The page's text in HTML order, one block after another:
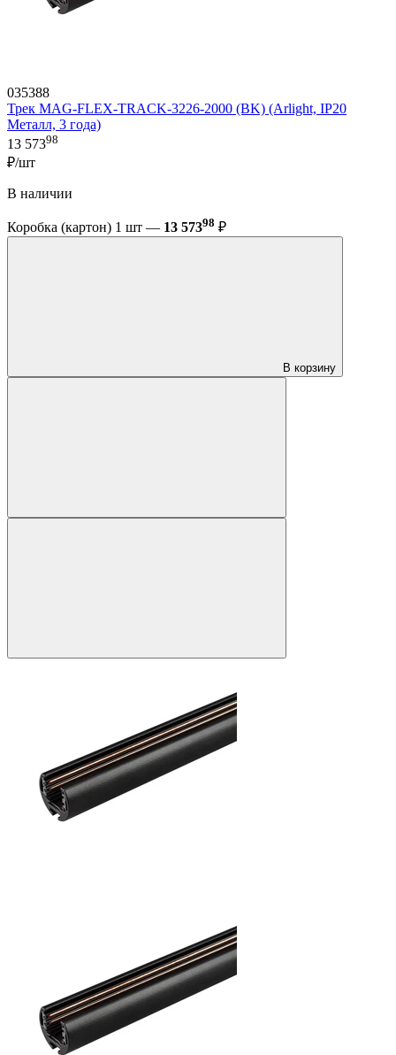
035388
Трек MAG-FLEX-TRACK-3226-2000 (BK) (Arlight, IP20
Металл, 3 года)
13 57398
₽/шт
В наличии
Коробка (картон) 1 шт — 13 57398 ₽
В корзину